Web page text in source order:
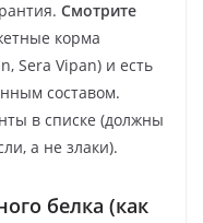
Смотрите
корма
Sera Vipan) и есть
составом.
в списке (должны
а не злаки).
белка (как